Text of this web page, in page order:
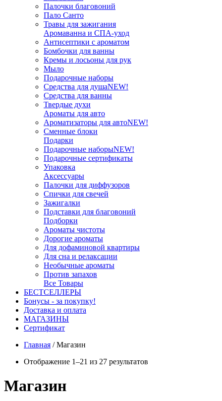
Палочки благовоний
Пало Санто
Травы для зажигания
Аромаванна и СПА-уход
Антисептики с ароматом
Бомбочки для ванны
Кремы и лосьоны для рук
Мыло
Подарочные наборы
Средства для душаNEW!
Средства для ванны
Твердые духи
Ароматы для авто
Ароматизаторы для автоNEW!
Сменные блоки
Подарки
Подарочные наборыNEW!
Подарочные сертификаты
Упаковка
Аксессуары
Палочки для диффузоров
Спички для свечей
Зажигалки
Подставки для благовоний
Подборки
Ароматы чистоты
Дорогие ароматы
Для дофаминовой квартиры
Для сна и релаксации
Необычные ароматы
Против запахов
Все Товары
БЕСТСЕЛЛЕРЫ
Бонусы - за покупку!
Доставка и оплата
МАГАЗИНЫ
Cертификат
Главная /Магазин
Отображение 1–21 из 27 результатов
Магазин